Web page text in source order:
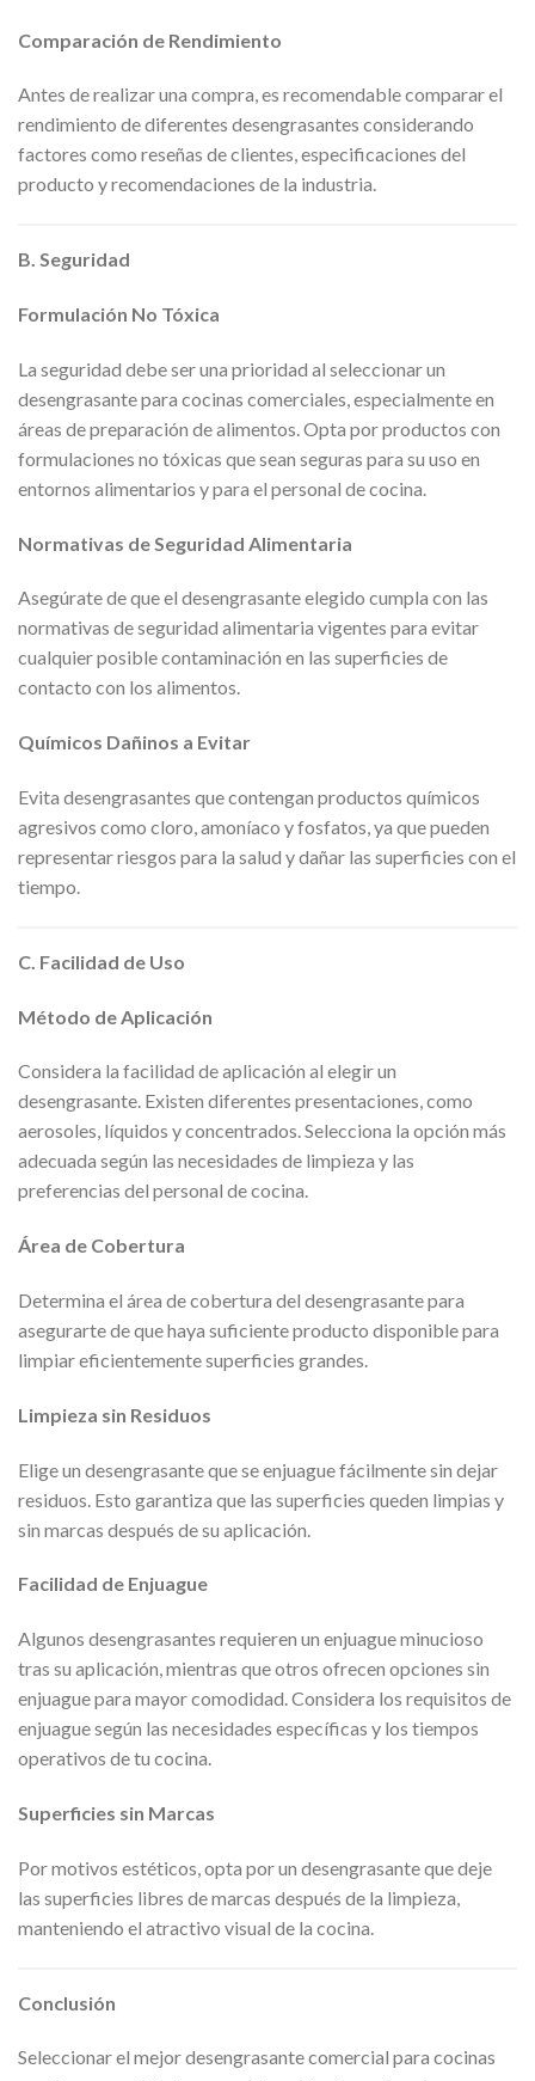
Comparación de Rendimiento
Antes de realizar una compra, es recomendable comparar el
rendimiento de diferentes desengrasantes considerando
factores como reseñas de clientes, especificaciones del
producto y recomendaciones de la industria.
B. Seguridad
Formulación No Tóxica
La seguridad debe ser una prioridad al seleccionar un
desengrasante para cocinas comerciales, especialmente en
áreas de preparación de alimentos. Opta por productos con
formulaciones no tóxicas que sean seguras para su uso en
entornos alimentarios y para el personal de cocina.
Normativas de Seguridad Alimentaria
Asegúrate de que el desengrasante elegido cumpla con las
normativas de seguridad alimentaria vigentes para evitar
cualquier posible contaminación en las superficies de
contacto con los alimentos.
Químicos Dañinos a Evitar
Evita desengrasantes que contengan productos químicos
agresivos como cloro, amoníaco y fosfatos, ya que pueden
representar riesgos para la salud y dañar las superficies con el
tiempo.
C. Facilidad de Uso
Método de Aplicación
Considera la facilidad de aplicación al elegir un
desengrasante. Existen diferentes presentaciones, como
aerosoles, líquidos y concentrados. Selecciona la opción más
adecuada según las necesidades de limpieza y las
preferencias del personal de cocina.
Área de Cobertura
Determina el área de cobertura del desengrasante para
asegurarte de que haya suficiente producto disponible para
limpiar eficientemente superficies grandes.
Limpieza sin Residuos
Elige un desengrasante que se enjuague fácilmente sin dejar
residuos. Esto garantiza que las superficies queden limpias y
sin marcas después de su aplicación.
Facilidad de Enjuague
Algunos desengrasantes requieren un enjuague minucioso
tras su aplicación, mientras que otros ofrecen opciones sin
enjuague para mayor comodidad. Considera los requisitos de
enjuague según las necesidades específicas y los tiempos
operativos de tu cocina.
Superficies sin Marcas
Por motivos estéticos, opta por un desengrasante que deje
las superficies libres de marcas después de la limpieza,
manteniendo el atractivo visual de la cocina.
Conclusión
Seleccionar el mejor desengrasante comercial para cocinas